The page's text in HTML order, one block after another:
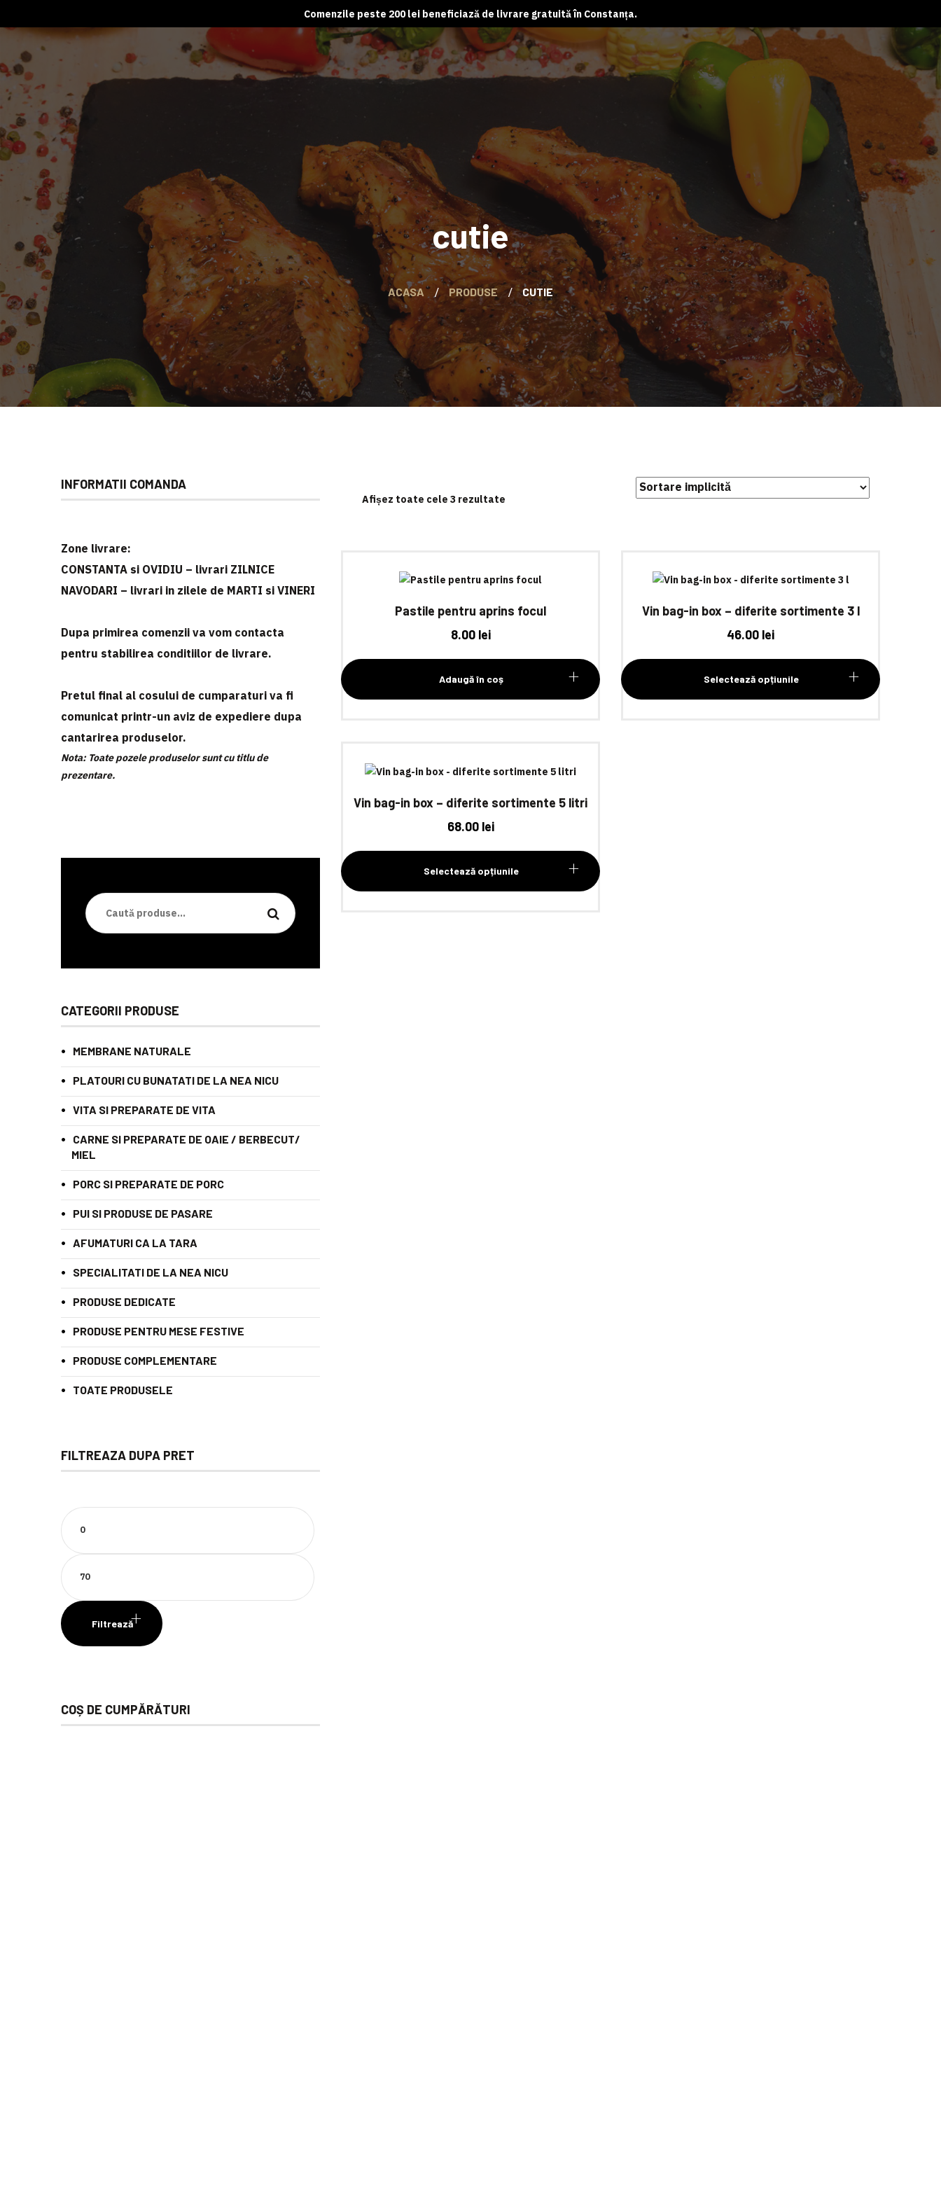
Comenzile peste 200 lei beneficiază de livrare gratuită în Constanța.
Urmați-ne pe
cutie
ACASA PRODUSE CUTIE
Afișez toate cele 3 rezultate
Pastile pentru aprins focul
8.00 lei
Adaugă în coș
Vin bag-in box – diferite sortimente 3 l
46.00 lei
Selectează opțiunile
Vin bag-in box – diferite sortimente 5 litri
68.00 lei
Selectează opțiunile
INFORMATII COMANDA
Zone livrare:
CONSTANTA si OVIDIU – livrari ZILNICE
NAVODARI – livrari in zilele de MARTI si VINERI
Dupa primirea comenzii va vom contacta
pentru stabilirea conditiilor de livrare.
Pretul final al cosului de cumparaturi va fi
comunicat printr-un aviz de expediere dupa
cantarirea produselor.
Nota: Toate pozele produselor sunt cu titlu de
prezentare.
Caută
după:
CATEGORII PRODUSE
MEMBRANE NATURALE
PLATOURI CU BUNATATI DE LA NEA NICU
VITA SI PREPARATE DE VITA
CARNE SI PREPARATE DE OAIE / BERBECUT/
MIEL
PORC SI PREPARATE DE PORC
PUI SI PRODUSE DE PASARE
AFUMATURI CA LA TARA
SPECIALITATI DE LA NEA NICU
PRODUSE DEDICATE
PRODUSE PENTRU MESE FESTIVE
PRODUSE COMPLEMENTARE
TOATE PRODUSELE
FILTREAZA DUPA PRET
Preț
minim
Preț
maxim
Filtrează
COȘ DE CUMPĂRĂTURI